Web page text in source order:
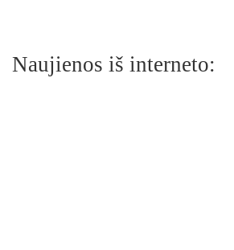
Naujienos iš interneto: